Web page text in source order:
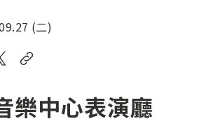
(二)
樂中心表演廳